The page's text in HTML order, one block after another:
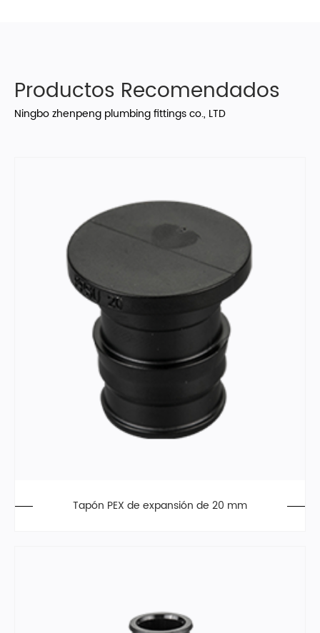
Productos Recomendados
Ningbo zhenpeng plumbing fittings co., LTD
Tapón PEX de expansión de 20 mm